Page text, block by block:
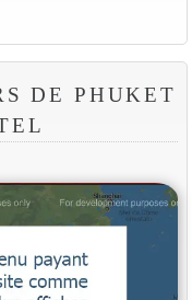
DE PHUKET